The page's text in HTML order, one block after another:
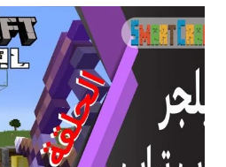
وموب
تراب
زومبي
خنزير
–
سرفايفل
(1.14.4)
ماين
كرافت